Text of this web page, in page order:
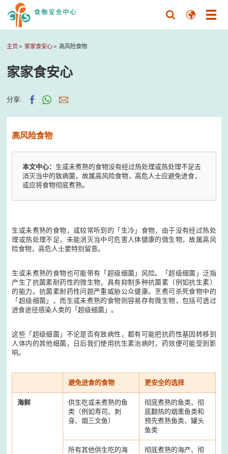
主页 家家食安心 高风险食物
家家食安心
分享:
高风险食物
本文中心：生或未煮熟的食物没有经过热处理或热处理不足去
消灭当中的致病菌，故属高风险食物，高危人士应避免进食，
或应将食物彻底煮熟。
生或未煮熟的食物，或较常听到的「生冷」食物，由于没有经过热处
理或热处理不足，未能消灭当中可危害人体健康的微生物，故属高风
险食物，高危人士要特别留意。
生或未煮熟的食物也可能带有「超级细菌」风险。「超级细菌」泛指
产生了抗菌素耐药性的微生物，具有抑制多种抗菌素（例如抗生素）
的能力。抗菌素耐药性问题严重威胁公众健康。烹煮可杀死食物中的
「超级细菌」，而生或未煮熟的食物则容易存有微生物，包括可透过
进食途径感染人类的「超级细菌」。
这些「超级细菌」不论是否有致病性，都有可能把抗药性基因转移到
人体内的其他细菌，日后我们使用抗生素治病时，药效便可能受到影
响。
避免进食的食物 更安全的选择
海鲜
供生吃或未煮熟的鱼
类（例如寿司、刺
身、烟三文鱼）
彻底煮熟的鱼类、彻
底翻热的烟熏鱼类和
预先煮熟鱼类、罐头
鱼类
所有其他供生吃的海
彻底煮熟的海产、彻